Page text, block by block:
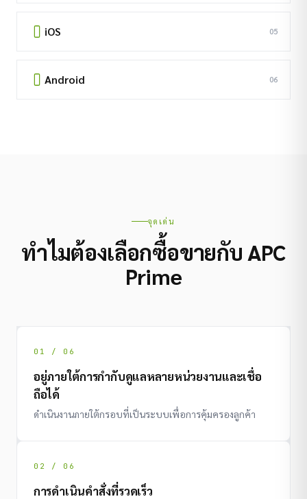
iOS 05
Android 06
จุดเด่น
ทำไมต้องเลือกซื้อขายกับ APC
Prime
01 / 06
อยู่ภายใต้การกำกับดูแลหลายหน่วยงานและเชื่อ
ถือได้
ดำเนินงานภายใต้กรอบที่เป็นระบบเพื่อการคุ้มครองลูกค้า
02 / 06
การดำเนินคำสั่งที่รวดเร็ว